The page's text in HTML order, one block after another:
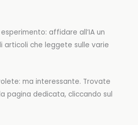
affidare all’IA un
articoli che leggete sulle varie
ma interessante. Trovate
pagina dedicata, cliccando sul